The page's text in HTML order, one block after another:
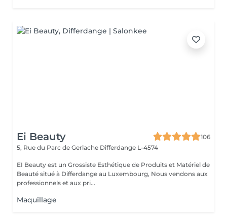
Ei Beauty
106
5, Rue du Parc de Gerlache Differdange L-4574
EI Beauty est un Grossiste Esthétique de Produits et Matériel de
Beauté situé à Differdange au Luxembourg, Nous vendons aux
professionnels et aux pri...
Maquillage